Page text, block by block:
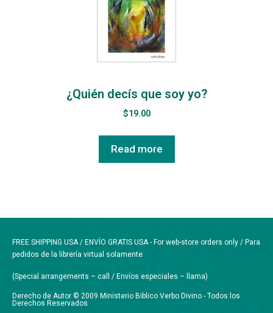
¿Quién decís que soy yo?
$19.00
Read more
FREE SHIPPING USA / ENVÍO GRATIS USA - For web-store orders only / Para
pedidos de la librería virtual solamente
(Special arrangements – call / Envíos especiales – llama)
Derecho de Autor © 2009 Ministerio Biblico Verbo Divino - Todos los
Derechos Reservados